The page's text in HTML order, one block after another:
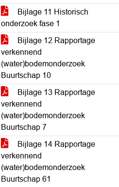
Bijlage 11 Historisch
onderzoek fase 1
Bijlage 12 Rapportage
verkennend
(water)bodemonderzoek
Buurtschap 10
Bijlage 13 Rapportage
verkennend
(water)bodemonderzoek
Buurtschap 7
Bijlage 14 Rapportage
verkennend
(water)bodemonderzoek
Buurtschap 61